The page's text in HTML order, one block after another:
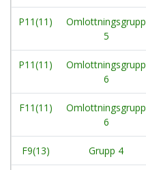
P11(11)
Omlottningsgrupp
5
P11(11)
Omlottningsgrupp
6
F11(11)
Omlottningsgrupp
6
F9(13) Grupp 4